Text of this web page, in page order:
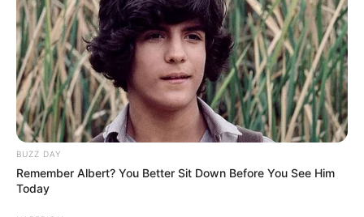
BUZZ DAY
Remember Albert? You Better Sit Down Before You See Him
Today